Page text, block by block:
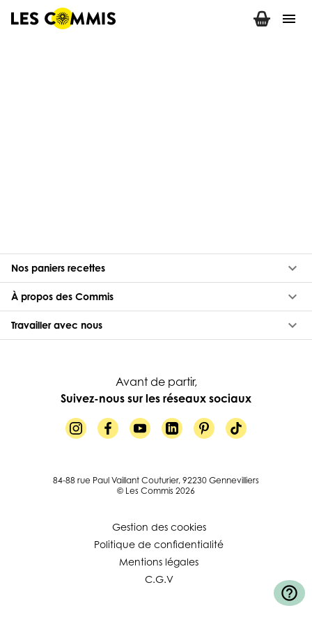
menu
Nos paniers recettes keyboard_arrow_down
À propos des Commis keyboard_arrow_down
Travailler avec nous keyboard_arrow_down
Avant de partir,
Suivez-nous sur les réseaux sociaux
84-88 rue Paul Vaillant Couturier, 92230 Gennevilliers
© Les Commis 2026
Gestion des cookies
Politique de confidentialité
Mentions légales
C.G.V
help_outline